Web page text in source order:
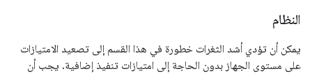
النظام
يمكن أن تؤدي أشد الثغرات خطورة في هذا القسم إلى تصعيد الامتيازات
على مستوى الجهاز بدون الحاجة إلى امتيازات تنفيذ إضافية. يجب أن